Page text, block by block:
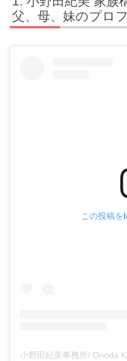
父、母、妹のプロ
この投稿
小野田紀美事務所/ Onoda